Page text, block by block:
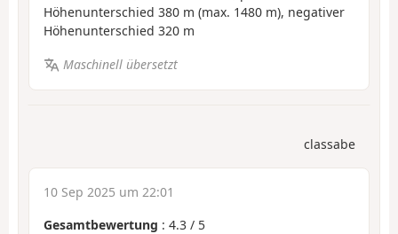
Höhenunterschied 380 m (max. 1480 m), negativer
Höhenunterschied 320 m
Maschinell übersetzt
classabe
10 Sep 2025 um 22:01
Gesamtbewertung : 4.3 / 5